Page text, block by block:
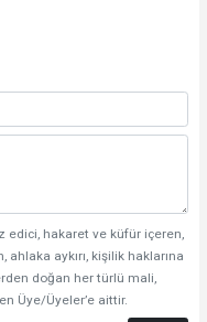
edici, hakaret ve küfür içeren,
ahlaka aykırı, kişilik haklarına
doğan her türlü mali,
Üye/Üyeler’e aittir.